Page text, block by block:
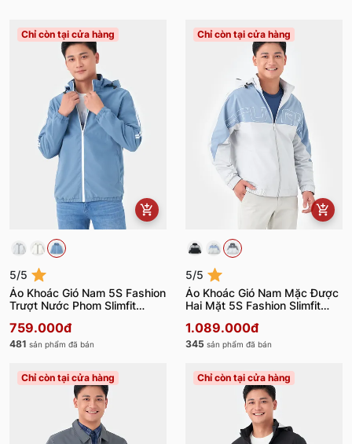
Chỉ còn tại cửa hàng
5/5
Áo Khoác Gió Nam 5S Fashion
Trượt Nước Phom Slimfit
759.000đ
481 sản phẩm đã bán
Chỉ còn tại cửa hàng
5/5
Áo Khoác Gió Nam Mặc Được
Hai Mặt 5S Fashion Slimfit
1.089.000đ
345 sản phẩm đã bán
Chỉ còn tại cửa hàng Chỉ còn tại cửa hàng